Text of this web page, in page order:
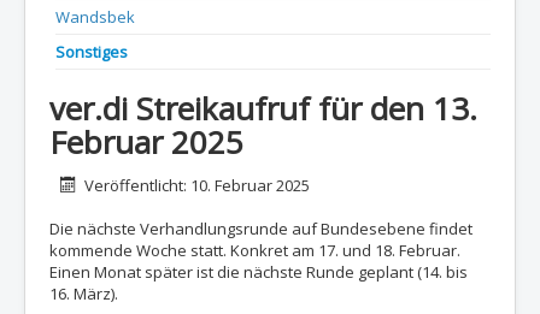
Wandsbek
Sonstiges
ver.di Streikaufruf für den 13.
Februar 2025
DetailsVeröffentlicht: 10. Februar 2025
Die nächste Verhandlungsrunde auf Bundesebene findet
kommende Woche statt. Konkret am 17. und 18. Februar.
Einen Monat später ist die nächste Runde geplant (14. bis
16. März).